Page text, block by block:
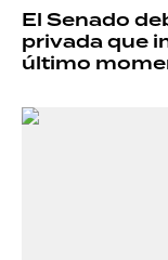
El Senado
privada que
último